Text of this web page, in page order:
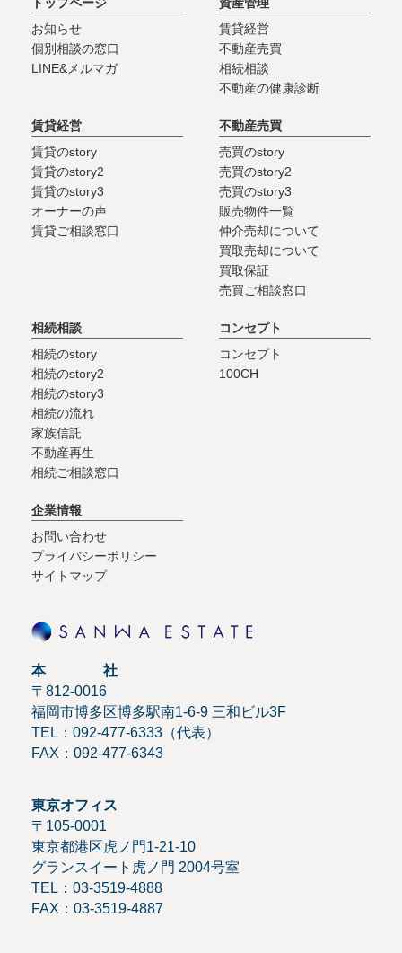
お知らせ
個別相談の窓口
LINE&メルマガ
賃貸経営
不動産売買
相続相談
不動産の健康診断
賃貸経営
賃貸のstory
賃貸のstory2
賃貸のstory3
オーナーの声
賃貸ご相談窓口
不動産売買
売買のstory
売買のstory2
売買のstory3
販売物件一覧
仲介売却について
買取売却について
買取保証
売買ご相談窓口
相続相談
相続のstory
相続のstory2
相続のstory3
相続の流れ
家族信託
不動産再生
相続ご相談窓口
コンセプト
コンセプト
100CH
企業情報
お問い合わせ
プライバシーポリシー
サイトマップ
本 社
〒812-0016
福岡市博多区博多駅南1-6-9 三和ビル3F
TEL：092-477-6333（代表）
FAX：092-477-6343
東京オフィス
〒105-0001
東京都港区虎ノ門1-21-10
グランスイート虎ノ門 2004号室
TEL：03-3519-4888
FAX：03-3519-4887